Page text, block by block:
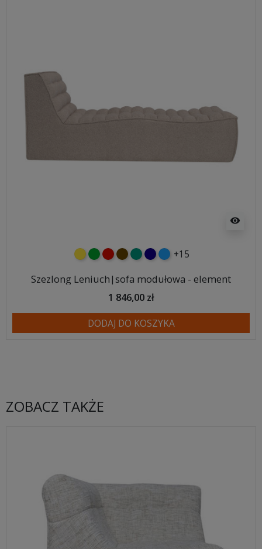
visibility
żółtyzielonyczerwony
czekoladowy
turkusowy
granatowy
niebieski
+15
Szezlong Leniuch|sofa modułowa - element
1 846,00 zł
DODAJ DO KOSZYKA
ZOBACZ TAKŻE